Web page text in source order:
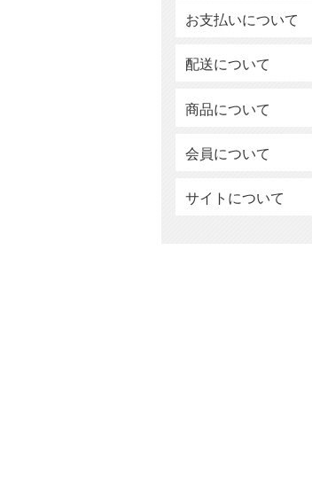
お支払いについて
配送について
商品について
会員について
サイトについて